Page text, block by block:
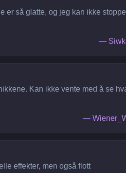
er så glatte, og jeg kan ikke
—
Kan ikke vente med å se
—
effekter, men også flott